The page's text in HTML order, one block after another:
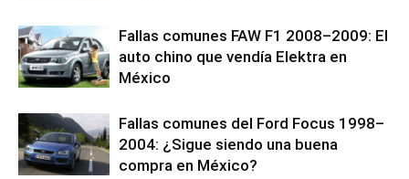
Fallas comunes FAW F1 2008–2009: El
auto chino que vendía Elektra en
México
Fallas comunes del Ford Focus 1998–
2004: ¿Sigue siendo una buena
compra en México?